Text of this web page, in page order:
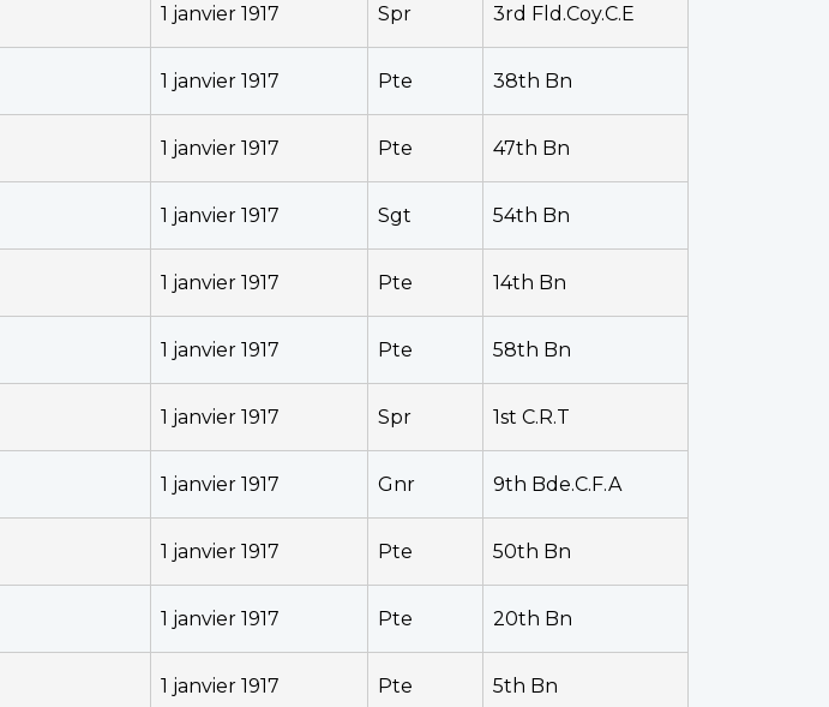
1 janvier 1917 Spr 3rd Fld.Coy.C.E
1 janvier 1917 Pte 38th Bn
1 janvier 1917 Pte 47th Bn
1 janvier 1917 Sgt 54th Bn
1 janvier 1917 Pte 14th Bn
1 janvier 1917 Pte 58th Bn
1 janvier 1917 Spr 1st C.R.T
1 janvier 1917 Gnr 9th Bde.C.F.A
1 janvier 1917 Pte 50th Bn
1 janvier 1917 Pte 20th Bn
1 janvier 1917 Pte 5th Bn